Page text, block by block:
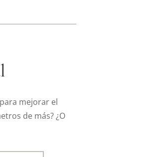
mejorar el
de más? ¿O